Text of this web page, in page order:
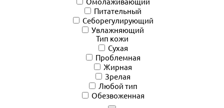
Омолаживающий
Питательный
Себорегулирующий
Увлажняющий
Тип кожи
Сухая
Проблемная
Жирная
Зрелая
Любой тип
Обезвоженная